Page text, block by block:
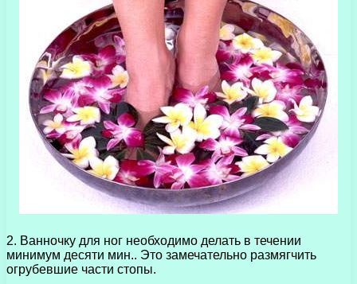
2. Ванночку для ног необходимо делать в течении
минимум десяти мин.. Это замечательно размягчить
огрубевшие части стопы.